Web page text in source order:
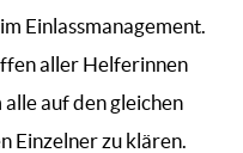
Einlassmanagement.
aller Helferinnen
auf den gleichen
Einzelner zu klären.